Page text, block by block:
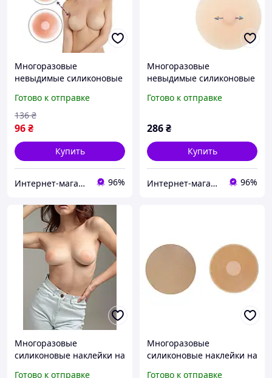
Многоразовые
невыдимые силиконовые
тонкую одежду и для
загара, Пэстисы, стикини,
невидимый бюстгальтер
Круг
Готово к отправке
96₴
136 ₴
Купить
Интернет-магазин "Korni" 96%
Многоразовые
невыдимые силиконовые
пирсингом под тонкую
стикини, невидимый
бюстгальтер Круг
Готово к отправке
286₴
Купить
Интернет-магазин "Korni" 96%
Многоразовые
силиконовые наклейки на
Готово к отправке
Многоразовые
силиконовые наклейки на
Готово к отправке